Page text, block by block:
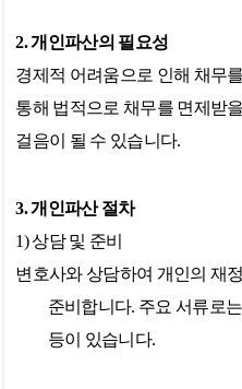
2.개인파산의 필요성
경제적 어려움으로 인해 채무
통해 법적으로 채무를 면제받
걸음이 될 수 있습니다.
3.개인파산 절차
1)상담 및 준비
변호사와 상담하여 개인의 재
준비합니다. 주요 서류로
등이 있습니다.